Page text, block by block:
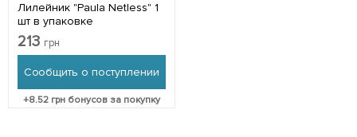
Лилейник "Paula Netless" 1
шт в упаковке
213 грн
Сообщить о поступлении
+8.52 грн бонусов за покупку